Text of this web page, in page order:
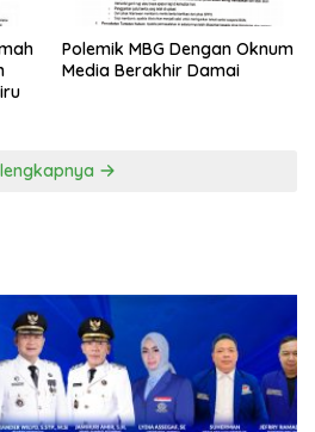
Polemik MBG Dengan Oknum
Media Berakhir Damai